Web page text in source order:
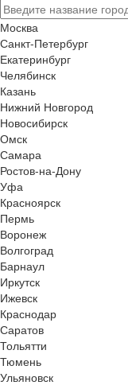
Москва
Санкт-Петербург
Екатеринбург
Челябинск
Казань
Нижний Новгород
Новосибирск
Омск
Самара
Ростов-на-Дону
Уфа
Красноярск
Пермь
Воронеж
Волгоград
Барнаул
Иркутск
Ижевск
Краснодар
Саратов
Тольятти
Тюмень
Ульяновск